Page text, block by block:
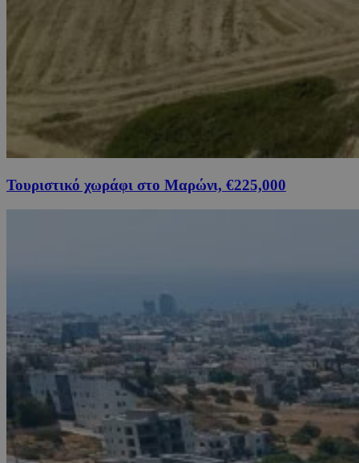
Τουριστικό χωράφι στο Μαρώνι, €225,000